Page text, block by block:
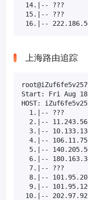
14.|-- ???
15.|-- ???
16.|--
上海路由追踪
Start: Fri Aug 18
HOST:
1.|-- ???
2.|--
3.|--
4.|--
5.|--
6.|--
7.|-- ???
8.|--
9.|--
10.|--